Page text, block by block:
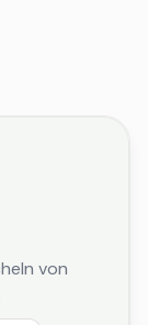
von